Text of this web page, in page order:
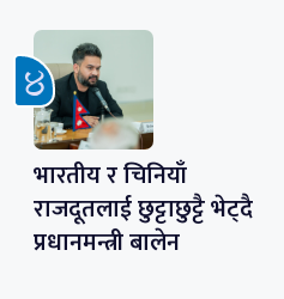
भारतीय र चिनियाँ
राजदूतलाई छुट्टाछुट्टै भेट्दै
प्रधानमन्त्री बालेन